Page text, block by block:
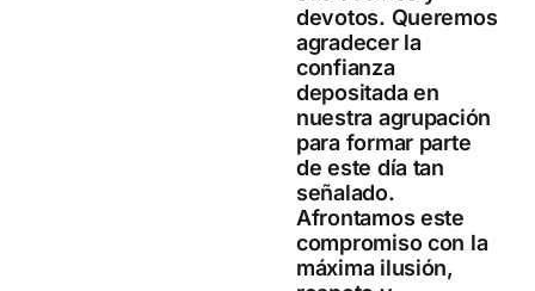
devotos. Queremos
agradecer la
confianza
depositada en
nuestra agrupación
para formar parte
de este día tan
señalado.
Afrontamos este
compromiso con la
máxima ilusión,